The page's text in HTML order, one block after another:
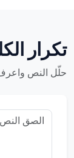
تكرار
حلّل النص واعرف